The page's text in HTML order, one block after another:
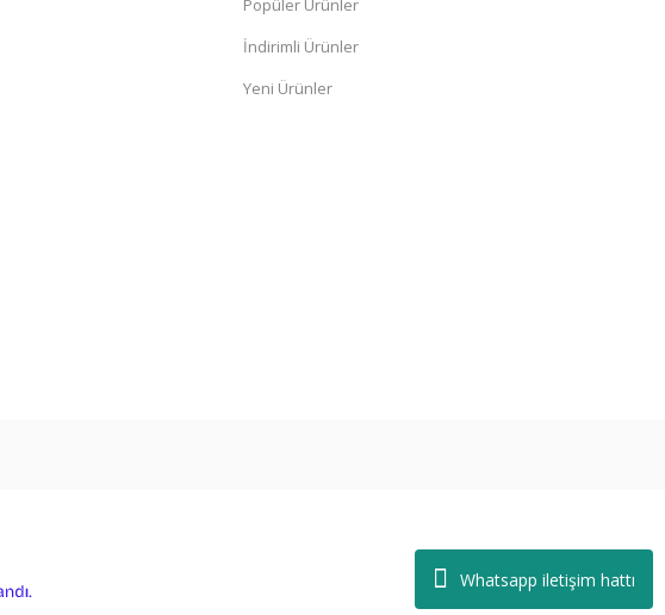
Whatsapp iletişim hattı
Popüler Ürünler
İndirimli Ürünler
Yeni Ürünler